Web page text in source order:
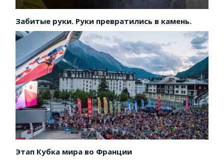
Забитые руки. Руки превратились в камень.
Этап Кубка мира во Франции